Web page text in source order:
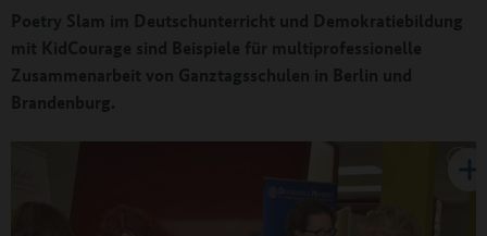
Poetry Slam im Deutschunterricht und Demokratiebildung
mit KidCourage sind Beispiele für multiprofessionelle
Zusammenarbeit von Ganztagsschulen in Berlin und
Brandenburg.